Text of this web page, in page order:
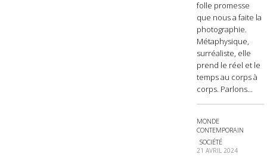
folle promesse
que nous a faite la
photographie.
Métaphysique,
surréaliste, elle
prend le réel et le
temps au corps à
corps. Parlons...
MONDE
CONTEMPORAIN
SOCIÉTÉ
21 AVRIL 2024